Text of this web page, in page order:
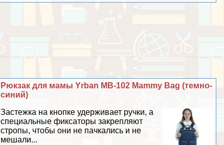
Рюкзак для мамы Yrban MB-102 Mammy Bag (темно-
синий)
Застежка на кнопке удерживает ручки, а
специальные фиксаторы закрепляют
стропы, чтобы они не пачкались и не
мешали...